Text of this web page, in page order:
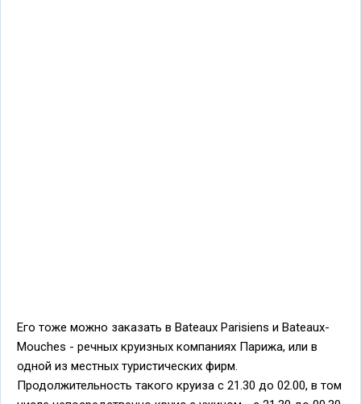
Его тоже можно заказать в Bateaux Parisiens и Bateaux-
Mouches - речных круизных компаниях Парижа, или в
одной из местных туристических фирм.
Продолжительность такого круиза с 21.30 до 02.00, в том